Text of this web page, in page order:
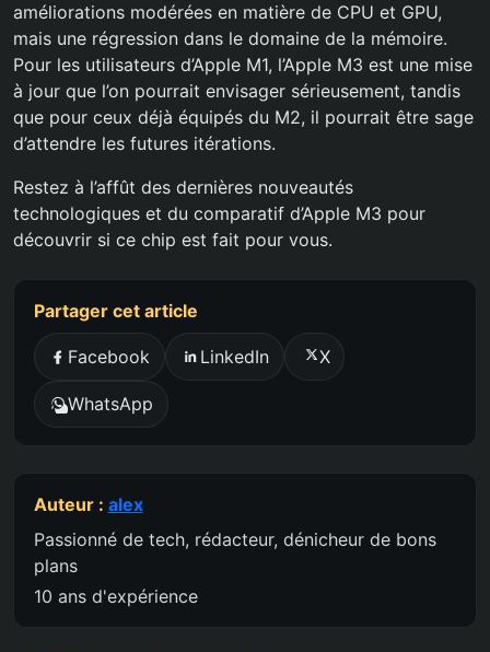
améliorations modérées en matière de CPU et GPU,
mais une régression dans le domaine de la mémoire.
Pour les utilisateurs d’Apple M1, l’Apple M3 est une mise
à jour que l’on pourrait envisager sérieusement, tandis
que pour ceux déjà équipés du M2, il pourrait être sage
d’attendre les futures itérations.
Restez à l’affût des dernières nouveautés
technologiques et du comparatif d’Apple M3 pour
découvrir si ce chip est fait pour vous.
Partager cet article
Facebook LinkedIn X
WhatsApp
Auteur : alex
Passionné de tech, rédacteur, dénicheur de bons
plans
10 ans d'expérience